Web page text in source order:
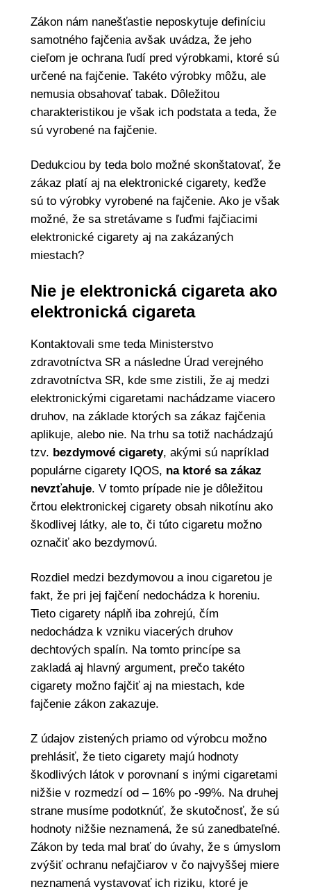
Zákon nám nanešťastie neposkytuje definíciu
samotného fajčenia avšak uvádza, že jeho
cieľom je ochrana ľudí pred výrobkami, ktoré sú
určené na fajčenie. Takéto výrobky môžu, ale
nemusia obsahovať tabak. Dôležitou
charakteristikou je však ich podstata a teda, že
sú vyrobené na fajčenie.
Dedukciou by teda bolo možné skonštatovať, že
zákaz platí aj na elektronické cigarety, keďže
sú to výrobky vyrobené na fajčenie. Ako je však
možné, že sa stretávame s ľuďmi fajčiacimi
elektronické cigarety aj na zakázaných
miestach?
Nie je elektronická cigareta ako
elektronická cigareta
Kontaktovali sme teda Ministerstvo
zdravotníctva SR a následne Úrad verejného
zdravotníctva SR, kde sme zistili, že aj medzi
elektronickými cigaretami nachádzame viacero
druhov, na základe ktorých sa zákaz fajčenia
aplikuje, alebo nie. Na trhu sa totiž nachádzajú
tzv. bezdymové cigarety, akými sú napríklad
populárne cigarety IQOS, na ktoré sa zákaz
nevzťahuje. V tomto prípade nie je dôležitou
črtou elektronickej cigarety obsah nikotínu ako
škodlivej látky, ale to, či túto cigaretu možno
označiť ako bezdymovú.
Rozdiel medzi bezdymovou a inou cigaretou je
fakt, že pri jej fajčení nedochádza k horeniu.
Tieto cigarety náplň iba zohrejú, čím
nedochádza k vzniku viacerých druhov
dechtových spalín. Na tomto princípe sa
zakladá aj hlavný argument, prečo takéto
cigarety možno fajčiť aj na miestach, kde
fajčenie zákon zakazuje.
Z údajov zistených priamo od výrobcu možno
prehlásiť, že tieto cigarety majú hodnoty
škodlivých látok v porovnaní s inými cigaretami
nižšie v rozmedzí od – 16% po -99%. Na druhej
strane musíme podotknúť, že skutočnosť, že sú
hodnoty nižšie neznamená, že sú zanedbateľné.
Zákon by teda mal brať do úvahy, že s úmyslom
zvýšiť ochranu nefajčiarov v čo najvyššej miere
neznamená vystavovať ich riziku, ktoré je